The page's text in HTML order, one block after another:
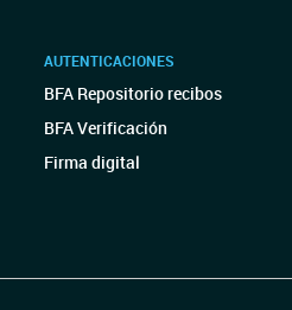
AUTENTICACIONES
BFA Repositorio recibos
BFA Verificación
Firma digital